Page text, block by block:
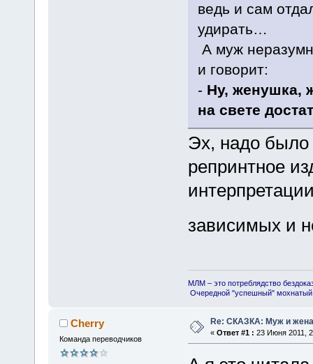
ведь и сам
удирать…
А муж
и говорит:
- Ну, женушка,
на свете
Эх, надо было
репринтное
зависимых и
МЛМ – это потреблядство
Очередной "успешный"
Cherry
Команда переводчиков
Re: СКАЗКА: Муж и
« Ответ #1 : 23 Июня 2011,